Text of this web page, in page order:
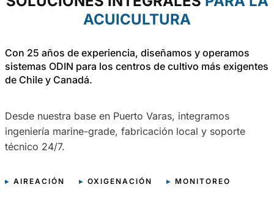
ACUICULTURA
Con 25 años de experiencia, diseñamos y operamos
sistemas ODIN para los centros de cultivo más exigentes
de Chile y Canadá.
Desde nuestra base en Puerto Varas, integramos
ingeniería marine-grade, fabricación local y soporte
técnico 24/7.
▸ AIREACIÓN ▸ OXIGENACIÓN ▸ MONITOREO